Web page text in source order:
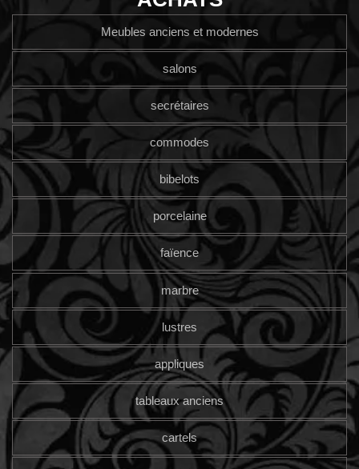
Meubles anciens et modernes
salons
secrétaires
commodes
bibelots
porcelaine
faïence
marbre
lustres
appliques
tableaux anciens
cartels